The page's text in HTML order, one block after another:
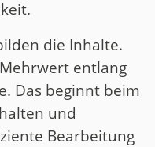
die Inhalte.
entlang
Das beginnt beim
und
Bearbeitung